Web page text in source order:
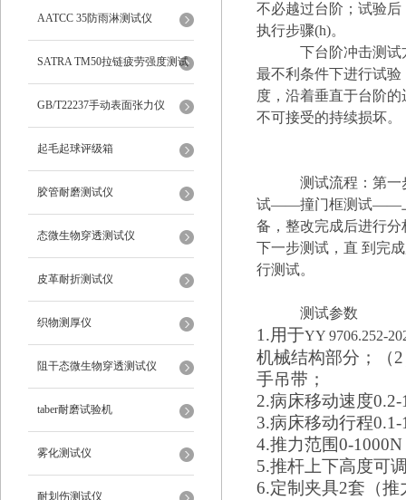
AATCC 35防雨淋测试仪
SATRA TM50拉链疲劳强度测试
仪
GB/T22237手动表面张力仪
起毛起球评级箱
胶管耐磨测试仪
态微生物穿透测试仪
皮革耐折测试仪
织物测厚仪
阻干态微生物穿透测试仪
taber耐磨试验机
雾化测试仪
耐划伤测试仪
不必越过台阶；试验
执行步骤(h)。
下台阶冲击测
最不利条件下进行试验
度，沿着垂直于台阶
不可接受的持续损坏。
测试流程：第
试——撞门框测试——上
备，整改完成后进行
下一步测试，直 到完
行测试。
测试参数
1.用于YY 9706.252-
机械结构部分；（
手吊带；
2.病床移动速度0.2-
3.病床移动行程0.1-
4.推力范围0-
5.推杆上下高度可
6.定制夹具2套（